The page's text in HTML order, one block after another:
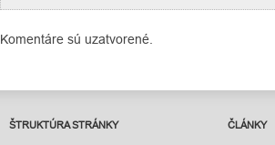
Komentáre sú uzatvorené.
ŠTRUKTÚRA STRÁNKY ČLÁNKY